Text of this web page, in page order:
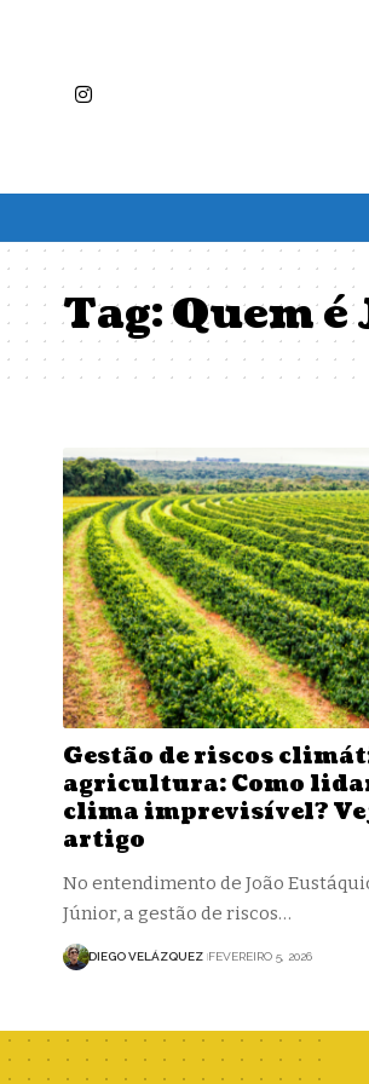
Tag:Quem
Gestão de riscos
agricultura: Como
clima imprevisível?
artigo
No entendimento de João
Júnior, a gestão de riscos…
DIEGO VELÁZQUEZ FEVEREIRO 5, 2026